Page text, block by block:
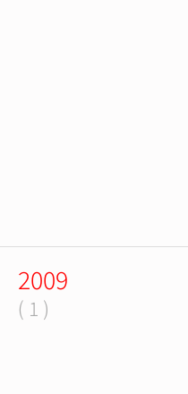
2009
( 1 )